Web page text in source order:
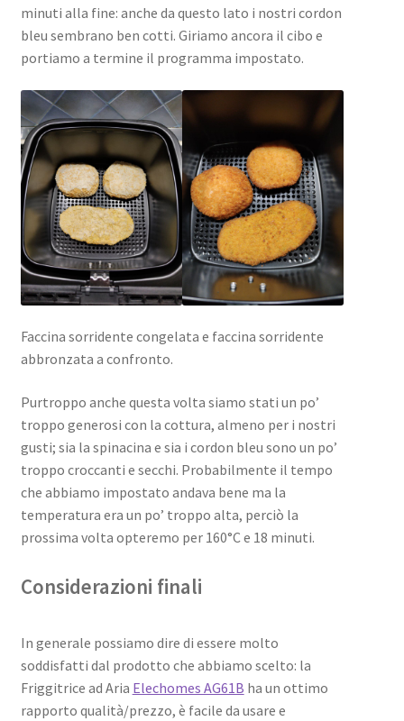
minuti alla fine: anche da questo lato i nostri cordon
bleu sembrano ben cotti. Giriamo ancora il cibo e
portiamo a termine il programma impostato.
Faccina sorridente congelata e faccina sorridente
abbronzata a confronto.
Purtroppo anche questa volta siamo stati un po’
troppo generosi con la cottura, almeno per i nostri
gusti; sia la spinacina e sia i cordon bleu sono un po’
troppo croccanti e secchi. Probabilmente il tempo
che abbiamo impostato andava bene ma la
temperatura era un po’ troppo alta, perciò la
prossima volta opteremo per 160°C e 18 minuti.
Considerazioni finali
In generale possiamo dire di essere molto
soddisfatti dal prodotto che abbiamo scelto: la
Friggitrice ad Aria Elechomes AG61B ha un ottimo
rapporto qualità/prezzo, è facile da usare e